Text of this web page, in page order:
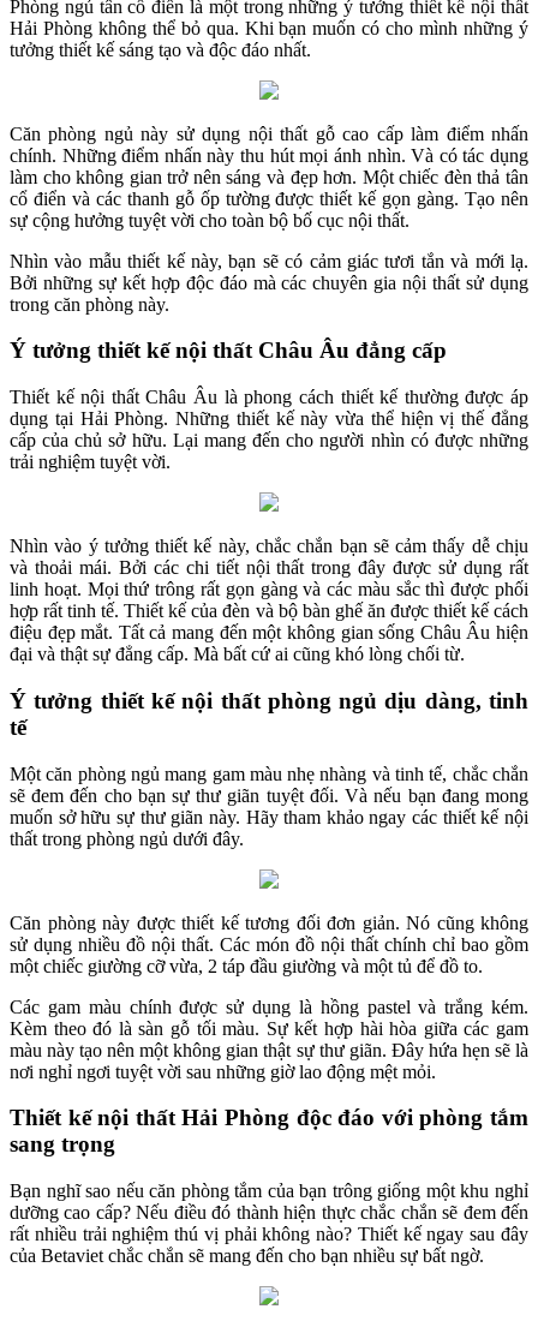
Phòng ngủ tân cổ điển là một trong những ý tưởng thiết kế nội thất
Hải Phòng không thể bỏ qua. Khi bạn muốn có cho mình những ý
tưởng thiết kế sáng tạo và độc đáo nhất.
Căn phòng ngủ này sử dụng nội thất gỗ cao cấp làm điểm nhấn
chính. Những điểm nhấn này thu hút mọi ánh nhìn. Và có tác dụng
làm cho không gian trở nên sáng và đẹp hơn. Một chiếc đèn thả tân
cổ điển và các thanh gỗ ốp tường được thiết kế gọn gàng. Tạo nên
sự cộng hưởng tuyệt vời cho toàn bộ bố cục nội thất.
Nhìn vào mẫu thiết kế này, bạn sẽ có cảm giác tươi tắn và mới lạ.
Bởi những sự kết hợp độc đáo mà các chuyên gia nội thất sử dụng
trong căn phòng này.
Ý tưởng thiết kế nội thất Châu Âu đẳng cấp
Thiết kế nội thất Châu Âu là phong cách thiết kế thường được áp
dụng tại Hải Phòng. Những thiết kế này vừa thể hiện vị thế đẳng
cấp của chủ sở hữu. Lại mang đến cho người nhìn có được những
trải nghiệm tuyệt vời.
Nhìn vào ý tưởng thiết kế này, chắc chắn bạn sẽ cảm thấy dễ chịu
và thoải mái. Bởi các chi tiết nội thất trong đây được sử dụng rất
linh hoạt. Mọi thứ trông rất gọn gàng và các màu sắc thì được phối
hợp rất tinh tế. Thiết kế của đèn và bộ bàn ghế ăn được thiết kế cách
điệu đẹp mắt. Tất cả mang đến một không gian sống Châu Âu hiện
đại và thật sự đẳng cấp. Mà bất cứ ai cũng khó lòng chối từ.
Ý tưởng thiết kế nội thất phòng ngủ dịu dàng, tinh
tế
Một căn phòng ngủ mang gam màu nhẹ nhàng và tinh tế, chắc chắn
sẽ đem đến cho bạn sự thư giãn tuyệt đối. Và nếu bạn đang mong
muốn sở hữu sự thư giãn này. Hãy tham khảo ngay các thiết kế nội
thất trong phòng ngủ dưới đây.
Căn phòng này được thiết kế tương đối đơn giản. Nó cũng không
sử dụng nhiều đồ nội thất. Các món đồ nội thất chính chỉ bao gồm
một chiếc giường cỡ vừa, 2 táp đầu giường và một tủ để đồ to.
Các gam màu chính được sử dụng là hồng pastel và trắng kém.
Kèm theo đó là sàn gỗ tối màu. Sự kết hợp hài hòa giữa các gam
màu này tạo nên một không gian thật sự thư giãn. Đây hứa hẹn sẽ là
nơi nghỉ ngơi tuyệt vời sau những giờ lao động mệt mỏi.
Thiết kế nội thất Hải Phòng độc đáo với phòng tắm
sang trọng
Bạn nghĩ sao nếu căn phòng tắm của bạn trông giống một khu nghỉ
dưỡng cao cấp? Nếu điều đó thành hiện thực chắc chắn sẽ đem đến
rất nhiều trải nghiệm thú vị phải không nào? Thiết kế ngay sau đây
của Betaviet chắc chắn sẽ mang đến cho bạn nhiều sự bất ngờ.